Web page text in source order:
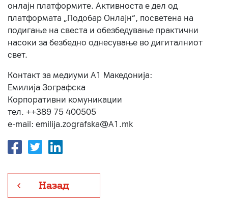
онлајн платформите. Активноста е дел од
платформата „Подобар Онлајн“, посветена на
подигање на свеста и обезбедување практични
насоки за безбедно однесување во дигиталниот
свет.
Контакт за медиуми А1 Македонија:
Емилија Зографска
Корпоративни комуникации
тел. ++389 75 400505
e-mail: emilija.zografska@A1.mk
Назад